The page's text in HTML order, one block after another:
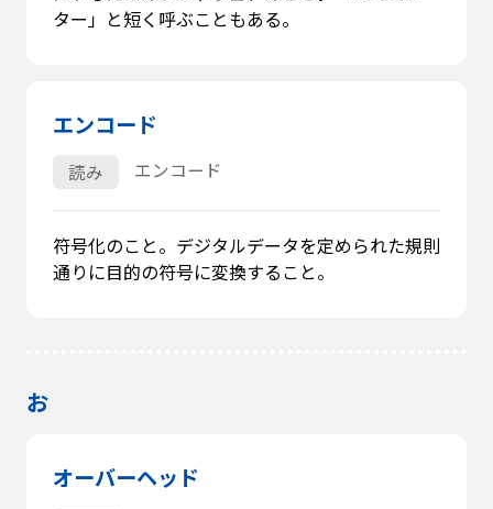
ター」と短く呼ぶこともある。
エンコード
読み エンコード
符号化のこと。デジタルデータを定められた規則
通りに目的の符号に変換すること。
お
オーバーヘッド